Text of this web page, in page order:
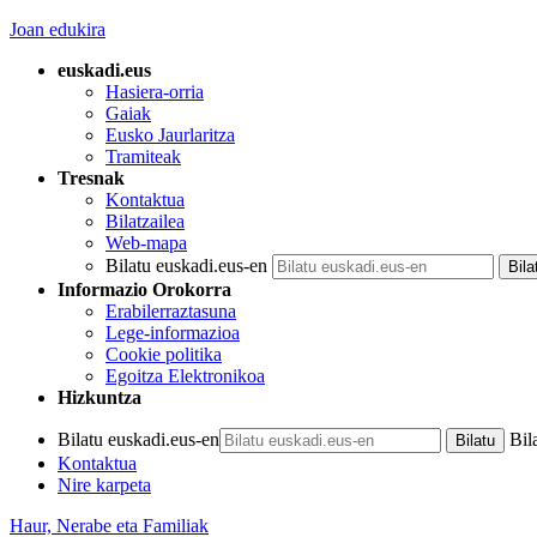
Joan edukira
euskadi.eus
Hasiera-orria
Gaiak
Eusko Jaurlaritza
Tramiteak
Tresnak
Kontaktua
Bilatzailea
Web-mapa
Bilatu euskadi.eus-en
Informazio Orokorra
Erabilerraztasuna
Lege-informazioa
Cookie politika
Egoitza Elektronikoa
Hizkuntza
Bilatu euskadi.eus-en
Kontaktua
Nire karpeta
Haur, Nerabe eta Familiak